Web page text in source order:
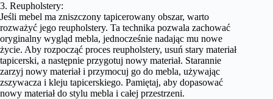
3. Reupholstery:
Jeśli mebel ma zniszczony tapicerowany obszar, warto
rozważyć jego reupholstery. Ta technika pozwala zachować
oryginalny wygląd mebla, jednocześnie nadając mu nowe
życie. Aby rozpocząć proces reupholstery, usuń stary materiał
tapicerski, a następnie przygotuj nowy materiał. Starannie
zarzyj nowy materiał i przymocuj go do mebla, używając
zszywacza i kleju tapicerskiego. Pamiętaj, aby dopasować
nowy materiał do stylu mebla i całej przestrzeni.